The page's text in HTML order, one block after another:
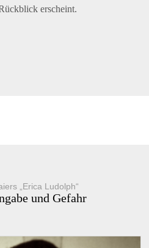
erscheint.
„Erica Ludolph“
und Gefahr